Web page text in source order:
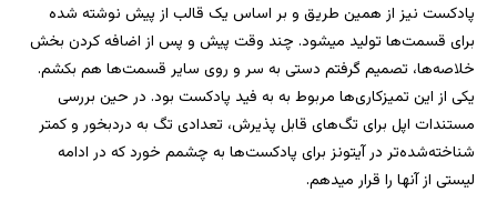
پادکست نیز از همین طریق و بر اساس یک قالب از پیش نوشته شده
برای قسمت‌ها تولید میشود. چند وقت پیش و پس از اضافه کردن بخش
خلاصه‌ها، تصمیم گرفتم دستی به سر و روی سایر قسمت‌ها هم بکشم.
یکی از این تمیزکاری‌ها مربوط به به فید پادکست بود. در حین بررسی
مستندات اپل برای تگ‌های قابل پذیرش، تعدادی تگ به دردبخور و کمتر
شناخته‌شده‌تر در آیتونز برای پادکست‌ها به چشمم خورد که در ادامه
لیستی از آنها را قرار میدهم.